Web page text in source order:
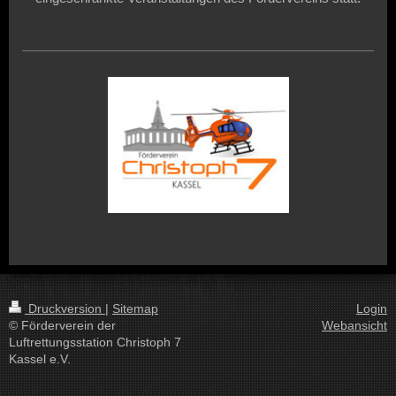
Druckversion| Sitemap
© Förderverein der
Luftrettungsstation Christoph 7
Kassel e.V.
Login
Webansicht